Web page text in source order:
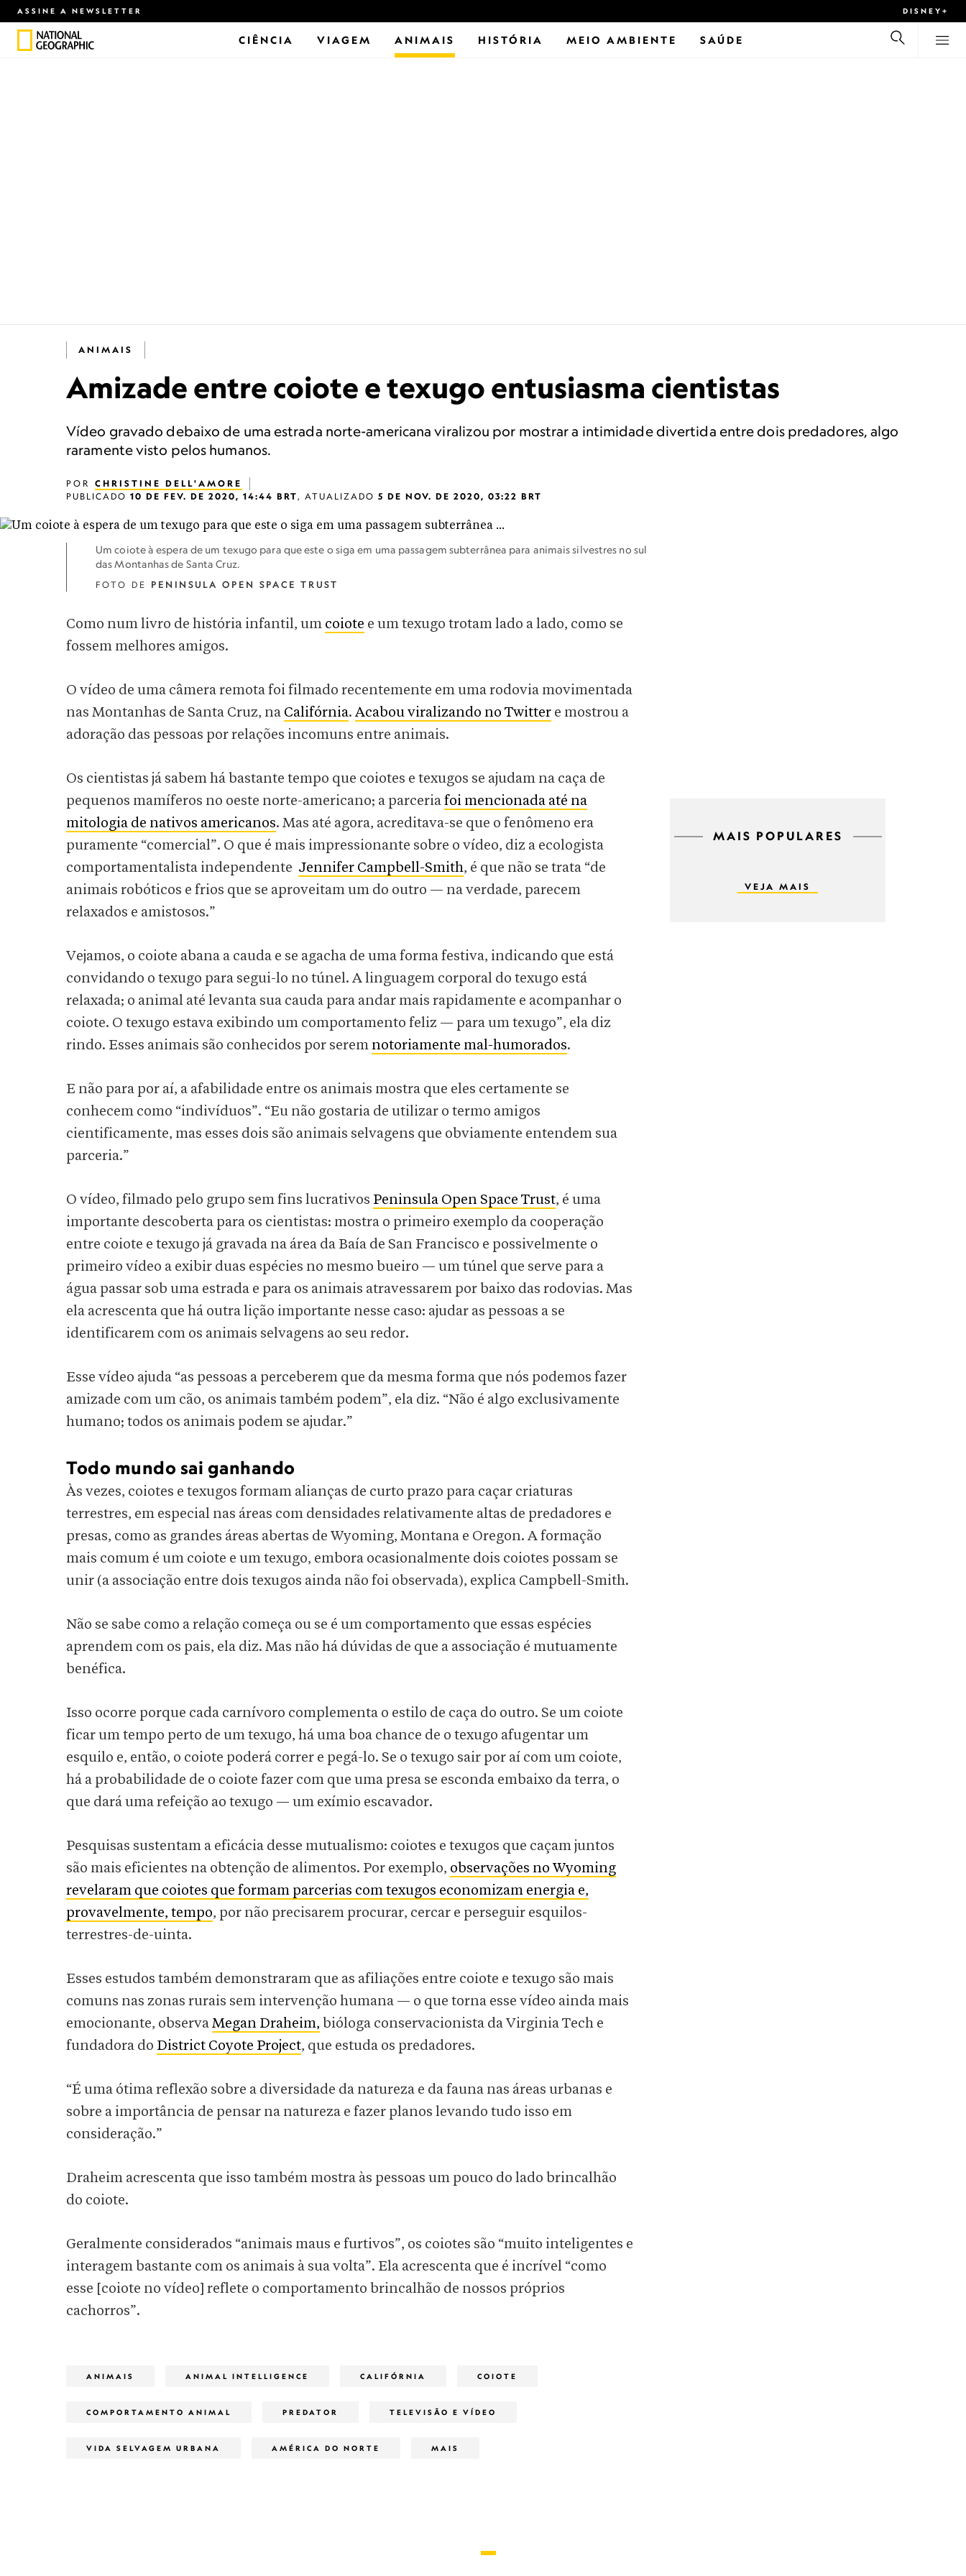
ASSINE A NEWSLETTER DISNEY+
CIÊNCIA VIAGEM ANIMAIS HISTÓRIA MEIO AMBIENTE SAÚDE
ANIMAIS
Amizade entre coiote e texugo entusiasma cientistas
Vídeo gravado debaixo de uma estrada norte-americana viralizou por mostrar a intimidade divertida entre dois predadores, algo
raramente visto pelos humanos.
POR CHRISTINE DELL'AMORE
PUBLICADO 10 DE FEV. DE 2020, 14:44 BRT, ATUALIZADO 5 DE NOV. DE 2020, 03:22 BRT
Um coiote à espera de um texugo para que este o siga em uma passagem subterrânea para animais silvestres no sul
das Montanhas de Santa Cruz.
FOTO DE PENINSULA OPEN SPACE TRUST
Como num livro de história infantil, um coiote e um texugo trotam lado a lado, como se
fossem melhores amigos.
O vídeo de uma câmera remota foi filmado recentemente em uma rodovia movimentada
nas Montanhas de Santa Cruz, na Califórnia. Acabou viralizando no Twitter e mostrou a
adoração das pessoas por relações incomuns entre animais.
Os cientistas já sabem há bastante tempo que coiotes e texugos se ajudam na caça de
pequenos mamíferos no oeste norte-americano; a parceriafoi mencionada até na
mitologia de nativos americanos. Mas até agora, acreditava-se que o fenômeno era
puramente “comercial”. O que é mais impressionante sobre o vídeo, diz a ecologista
comportamentalista independente Jennifer Campbell-Smith, é que não se trata “de
animais robóticos e frios que se aproveitam um do outro — na verdade, parecem
relaxados e amistosos.”
Vejamos, o coiote abana a cauda e se agacha de uma forma festiva, indicando que está
convidando o texugo para segui-lo no túnel. A linguagem corporal do texugo está
relaxada; o animal até levanta sua cauda para andar mais rapidamente e acompanhar o
coiote. O texugo estava exibindo um comportamento feliz — para um texugo”, ela diz
rindo. Esses animais são conhecidos por serem notoriamente mal-humorados.
E não para por aí, a afabilidade entre os animais mostra que eles certamente se
conhecem como “indivíduos”. “Eu não gostaria de utilizar o termo amigos
cientificamente, mas esses dois são animais selvagens que obviamente entendem sua
parceria.”
O vídeo, filmado pelo grupo sem fins lucrativos Peninsula Open Space Trust, é uma
importante descoberta para os cientistas: mostra o primeiro exemplo da cooperação
entre coiote e texugo já gravada na área da Baía de San Francisco e possivelmente o
primeiro vídeo a exibir duas espécies no mesmo bueiro — um túnel que serve para a
água passar sob uma estrada e para os animais atravessarem por baixo das rodovias. Mas
ela acrescenta que há outra lição importante nesse caso: ajudar as pessoas a se
identificarem com os animais selvagens ao seu redor.
Esse vídeo ajuda “as pessoas a perceberem que da mesma forma que nós podemos fazer
amizade com um cão, os animais também podem”, ela diz. “Não é algo exclusivamente
humano; todos os animais podem se ajudar.”
Todo mundo sai ganhando
Às vezes, coiotes e texugos formam alianças de curto prazo para caçar criaturas
terrestres, em especial nas áreas com densidades relativamente altas de predadores e
presas, como as grandes áreas abertas de Wyoming, Montana e Oregon. A formação
mais comum é um coiote e um texugo, embora ocasionalmente dois coiotes possam se
unir (a associação entre dois texugos ainda não foi observada), explica Campbell-Smith.
Não se sabe como a relação começa ou se é um comportamento que essas espécies
aprendem com os pais, ela diz. Mas não há dúvidas de que a associação é mutuamente
benéfica.
Isso ocorre porque cada carnívoro complementa o estilo de caça do outro. Se um coiote
ficar um tempo perto de um texugo, há uma boa chance de o texugo afugentar um
esquilo e, então, o coiote poderá correr e pegá-lo. Se o texugo sair por aí com um coiote,
há a probabilidade de o coiote fazer com que uma presa se esconda embaixo da terra, o
que dará uma refeição ao texugo — um exímio escavador.
Pesquisas sustentam a eficácia desse mutualismo: coiotes e texugos que caçam juntos
são mais eficientes na obtenção de alimentos. Por exemplo, observações no Wyoming
revelaram que coiotes que formam parcerias com texugos economizam energia e,
provavelmente, tempo, por não precisarem procurar, cercar e perseguir esquilos-
terrestres-de-uinta.
Esses estudos também demonstraram que as afiliações entre coiote e texugo são mais
comuns nas zonas rurais sem intervenção humana — o que torna esse vídeo ainda mais
emocionante, observaMegan Draheim, bióloga conservacionista da Virginia Tech e
fundadora do District Coyote Project, que estuda os predadores.
“É uma ótima reflexão sobre a diversidade da natureza e da fauna nas áreas urbanas e
sobre a importância de pensar na natureza e fazer planos levando tudo isso em
consideração.”
Draheim acrescenta que isso também mostra às pessoas um pouco do lado brincalhão
do coiote.
Geralmente considerados “animais maus e furtivos”, os coiotes são “muito inteligentes e
interagem bastante com os animais à sua volta”. Ela acrescenta que é incrível “como
esse [coiote no vídeo] reflete o comportamento brincalhão de nossos próprios
cachorros”.
MAIS POPULARES
VEJA MAIS
ANIMAIS ANIMAL INTELLIGENCE CALIFÓRNIA COIOTE
COMPORTAMENTO ANIMAL PREDATOR TELEVISÃO E VÍDEO
VIDA SELVAGEM URBANA AMÉRICA DO NORTE MAIS